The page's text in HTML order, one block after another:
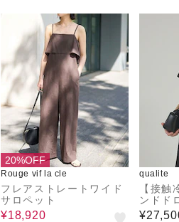
20%OFF
Rouge vif la cle
フレアストレートワイド
サロペット
¥18,920
qualite
【接触
ンドド
ワン